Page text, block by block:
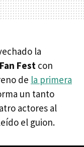
la
Fest con
de la primera
un tanto
actores al
el guion.